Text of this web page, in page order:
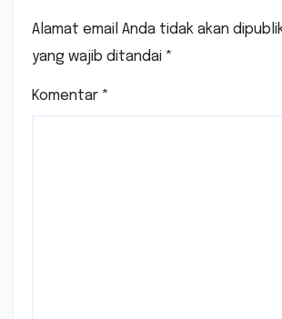
Alamat email Anda tidak akan
yang wajib ditandai *
Komentar *